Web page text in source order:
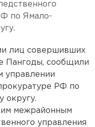
по Ямало-
лиц совершивших
Пангоды, сообщили
управлении
РФ по
округу.
межрайонным
управления